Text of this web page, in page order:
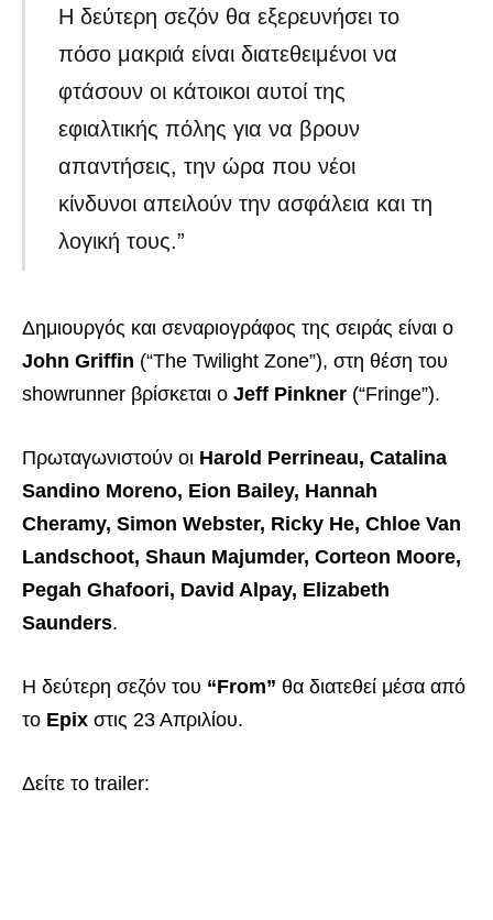
Η δεύτερη σεζόν θα εξερευνήσει το
πόσο μακριά είναι διατεθειμένοι να
φτάσουν οι κάτοικοι αυτοί της
εφιαλτικής πόλης για να βρουν
απαντήσεις, την ώρα που νέοι
κίνδυνοι απειλούν την ασφάλεια και τη
λογική τους.”
Δημιουργός και σεναριογράφος της σειράς είναι ο
John Griffin (“The Twilight Zone”), στη θέση του
showrunner βρίσκεται ο Jeff Pinkner (“Fringe”).
Πρωταγωνιστούν οι Harold Perrineau, Catalina
Sandino Moreno, Eion Bailey, Hannah
Cheramy, Simon Webster, Ricky He, Chloe Van
Landschoot, Shaun Majumder, Corteon Moore,
Pegah Ghafoori, David Alpay, Elizabeth
Saunders.
Η δεύτερη σεζόν του “From” θα διατεθεί μέσα από
το Epix στις 23 Απριλίου.
Δείτε το trailer: